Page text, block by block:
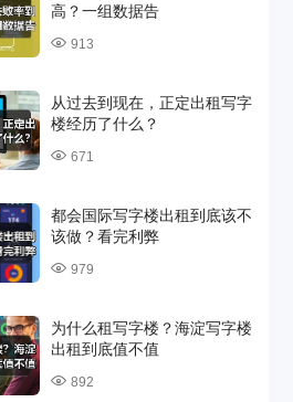
高？一组数据告
913
从过去到现在，正定出租写字
楼经历了什么？
671
都会国际写字楼出租到底该不
该做？看完利弊
979
为什么租写字楼？海淀写字楼
出租到底值不值
892